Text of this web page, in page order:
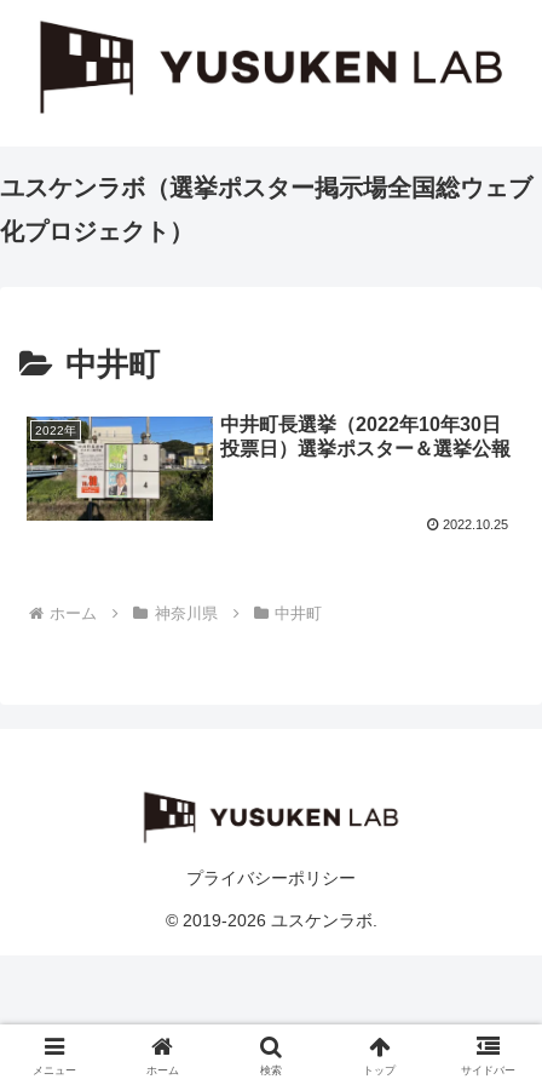
ユスケンラボ（選挙ポスター掲示場全国総ウェブ
化プロジェクト）
中井町
2022年
中井町長選挙（2022年10年30日
投票日）選挙ポスター＆選挙公報
2022.10.25
ホーム 神奈川県 中井町
プライバシーポリシー
© 2019-2026 ユスケンラボ.
メニュー ホーム 検索 トップ サイドバー